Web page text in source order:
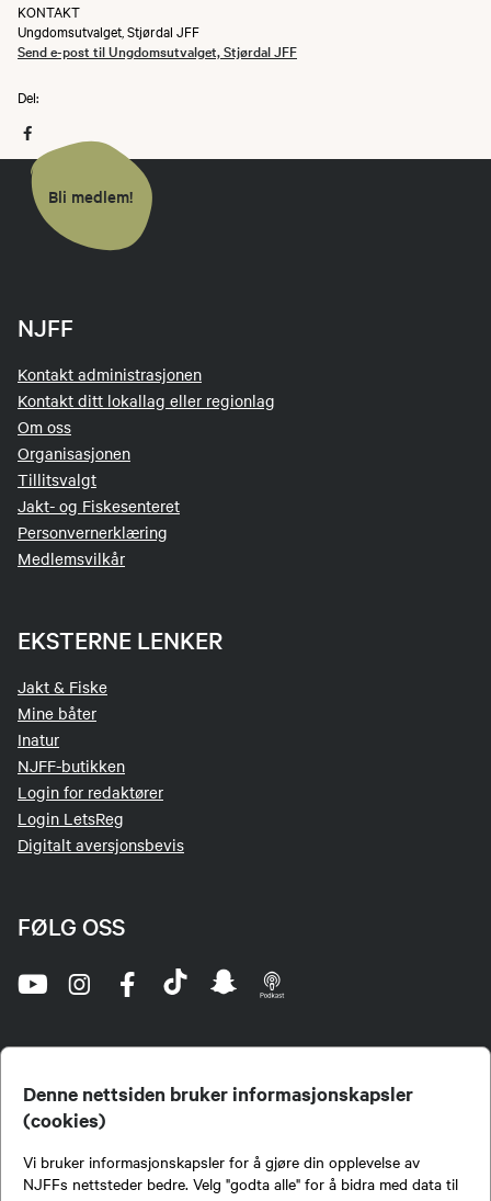
Denne nettsiden bruker informasjonskapsler
(cookies)
Vi bruker informasjonskapsler for å gjøre din opplevelse av
NJFFs nettsteder bedre. Velg "godta alle" for å bidra med data til
KONTAKT
Ungdomsutvalget, Stjørdal JFF
Send e-post til Ungdomsutvalget, Stjørdal JFF
Del:
Bli medlem!
NJFF
Kontakt administrasjonen
Kontakt ditt lokallag eller regionlag
Om oss
Organisasjonen
Tillitsvalgt
Jakt- og Fiskesenteret
Personvernerklæring
Medlemsvilkår
EKSTERNE LENKER
Jakt & Fiske
Mine båter
Inatur
NJFF-butikken
Login for redaktører
Login LetsReg
Digitalt aversjonsbevis
FØLG OSS
jegere og sportsfiskere og et av de viktigste miljøene for formidling av kunnskap om jakt og
fiske i Norge. Vi er en partipolitisk nøytral organisasjon, men har et sterkt jakt-, fiske-, og